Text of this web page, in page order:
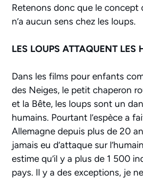
Retenons donc que le concept
n’a aucun sens chez les loups.
LES LOUPS ATTAQUENT LES
Dans les films pour enfants
des Neiges, le petit chaperon
et la Bête, les loups sont un
humains. Pourtant l’espèce a
Allemagne depuis plus de 20
jamais eu d’attaque sur
estime qu’il y a plus de 1 500
pays. Il y a des exceptions, je